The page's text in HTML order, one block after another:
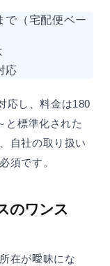
で（宅配便ベー
応
応し、料金は180
と標準化された
自社の取り扱い
須です。
のワンス
在が曖昧にな